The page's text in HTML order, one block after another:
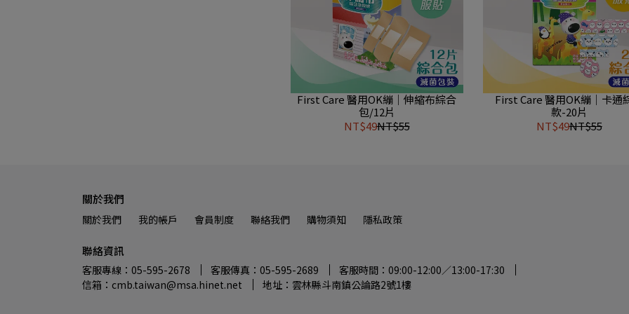
First Care 醫用OK繃｜伸縮布綜合
包/12片
NT$49NT$55
First Care 醫用OK繃｜卡通
款-20片
NT$49NT$55
關於我們
關於我們 我的帳戶 會員制度 聯絡我們 購物須知 隱私政策
聯絡資訊
客服專線：05-595-2678 客服傳真：05-595-2689
客服時間：09:00-12:00／13:00-17:30
信箱：cmb.taiwan@msa.hinet.net
地址：雲林縣斗南鎮公論路2號1樓